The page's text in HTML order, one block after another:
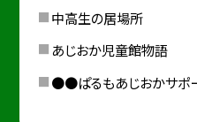
中高生の居場所
あじおか児童館物語
●●ぱるもあじおかサポ